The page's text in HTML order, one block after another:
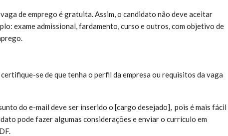
de emprego é gratuita. Assim, o candidato não deve aceitar
exame admissional, fardamento, curso e outros, com objetivo de
se de que tenha o perfil da empresa ou requisitos da vaga
do e-mail deve ser inserido o [cargo desejado], pois é mais fácil
pode fazer algumas considerações e enviar o currículo em